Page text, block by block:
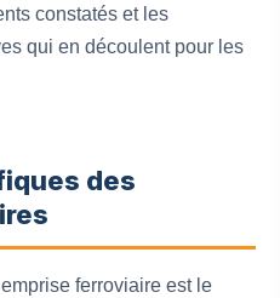
constatés et les
qui en découlent pour les
des
ferroviaire est le